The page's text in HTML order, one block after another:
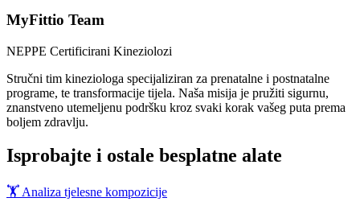
MyFittio Team
NEPPE Certificirani Kineziolozi
Stručni tim kineziologa specijaliziran za prenatalne i postnatalne
programe, te transformacije tijela. Naša misija je pružiti sigurnu,
znanstveno utemeljenu podršku kroz svaki korak vašeg puta prema
boljem zdravlju.
Isprobajte i ostale besplatne alate
🏋️ Analiza tjelesne kompozicije